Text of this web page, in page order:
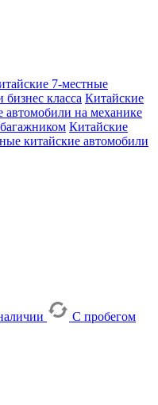
7-местные
класса Китайские
автомобили на механике
Китайские
китайские автомобили
С пробегом